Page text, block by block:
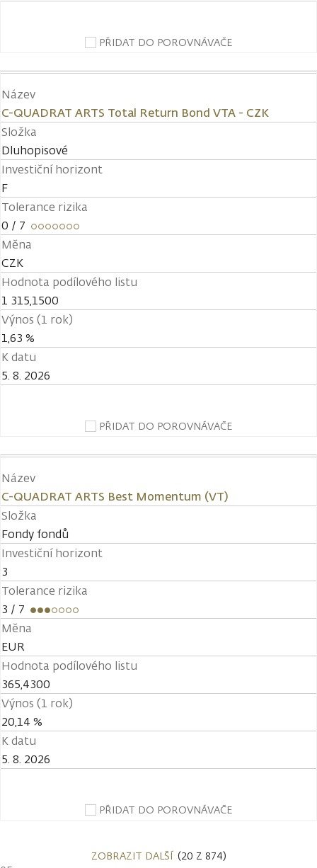
PŘIDAT DO POROVNÁVAČE
Název
C-QUADRAT ARTS Total Return Bond VTA - CZK
Složka
Dluhopisové
Investiční horizont
F
Tolerance rizika
0 / 7
Měna
CZK
Hodnota podílového listu
1 315,1500
Výnos (1 rok)
1,63 %
K datu
5. 8. 2026
PŘIDAT DO POROVNÁVAČE
Název
C-QUADRAT ARTS Best Momentum (VT)
Složka
Fondy fondů
Investiční horizont
3
Tolerance rizika
3 / 7
Měna
EUR
Hodnota podílového listu
365,4300
Výnos (1 rok)
20,14 %
K datu
5. 8. 2026
PŘIDAT DO POROVNÁVAČE
ZOBRAZIT DALŠÍ (20 Z 874)